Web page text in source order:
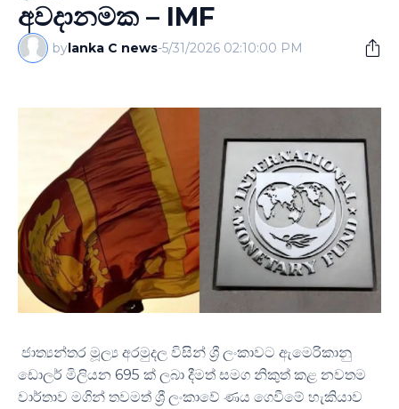
අවදානමක – IMF
bylanka C news-5/31/2026 02:10:00 PM
ජාත්‍යන්තර මූල්‍ය අරමුදල විසින් ශ්‍රී ලංකාවට ඇමෙරිකානු
ඩොලර් මිලියන 695 ක් ලබා දීමත් සමග නිකුත් කළ නවතම
වාර්තාව මගින් තවමත් ශ්‍රී ලංකාවේ ණය ගෙවීමේ හැකියාව